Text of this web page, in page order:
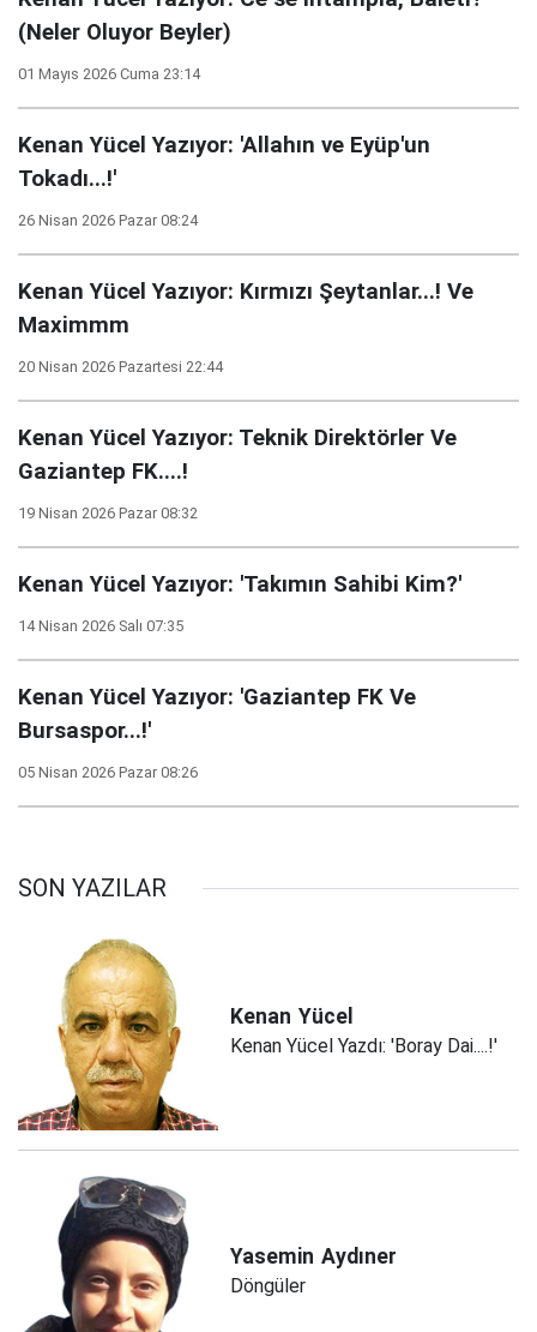
(Neler Oluyor Beyler)
01 Mayıs 2026 Cuma 23:14
Kenan Yücel Yazıyor: 'Allahın ve Eyüp'un
Tokadı...!'
26 Nisan 2026 Pazar 08:24
Kenan Yücel Yazıyor: Kırmızı Şeytanlar...! Ve
Maximmm
20 Nisan 2026 Pazartesi 22:44
Kenan Yücel Yazıyor: Teknik Direktörler Ve
Gaziantep FK....!
19 Nisan 2026 Pazar 08:32
Kenan Yücel Yazıyor: 'Takımın Sahibi Kim?'
14 Nisan 2026 Salı 07:35
Kenan Yücel Yazıyor: 'Gaziantep FK Ve
Bursaspor...!'
05 Nisan 2026 Pazar 08:26
SON YAZILAR
Kenan Yücel
Kenan Yücel Yazdı: 'Boray Dai....!'
Yasemin Aydıner
Döngüler